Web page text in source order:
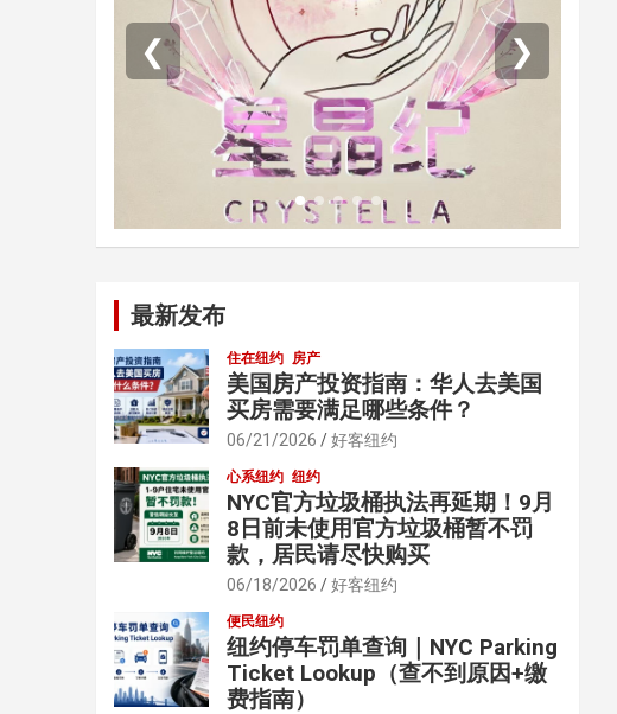
❮ ❯
最新发布
住在纽约 房产
美国房产投资指南：华人去美国
买房需要满足哪些条件？
06/21/2026 好客纽约
心系纽约 纽约
NYC官方垃圾桶执法再延期！9月
8日前未使用官方垃圾桶暂不罚
款，居民请尽快购买
06/18/2026 好客纽约
便民纽约
纽约停车罚单查询｜NYC Parking
Ticket Lookup（查不到原因+缴
费指南）